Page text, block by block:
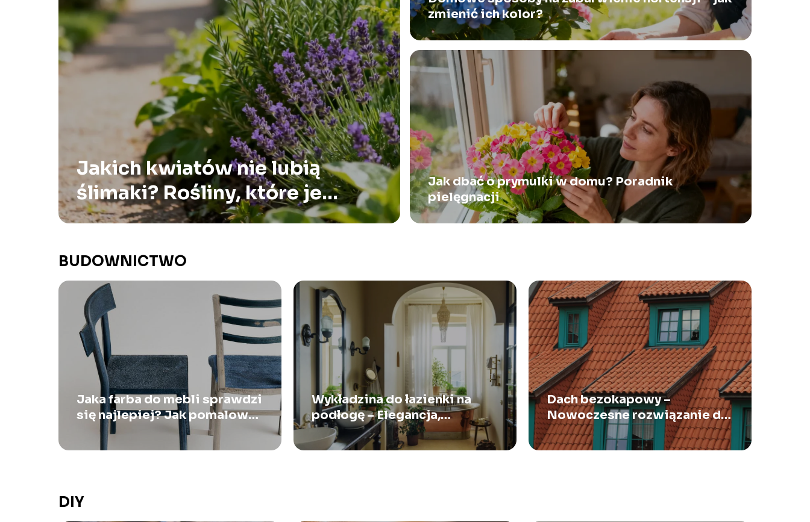
Jakich kwiatów nie lubią
ślimaki? Rośliny, które je
odstraszają
zmienić ich kolor?
Jak dbać o prymulki w domu? Poradnik
pielęgnacji
BUDOWNICTWO
Jaka farba do mebli sprawdzi
się najlepiej? Jak pomalować
meble?
Wykładzina do łazienki na
podłogę – Elegancja,
bezpieczeństwo i komfort w
jednym rozwiązaniu
Dach bezokapowy –
Nowoczesne rozwiązanie dla
funkcjonalnej i estetycznej
dachówki
DIY